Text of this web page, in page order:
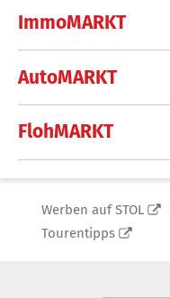
ImmoMARKT
AutoMARKT
FlohMARKT
Werben auf STOL
Tourentipps